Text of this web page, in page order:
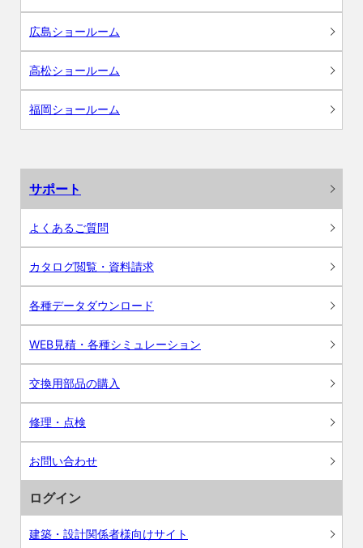
広島ショールーム
高松ショールーム
福岡ショールーム
サポート
よくあるご質問
カタログ閲覧・資料請求
各種データダウンロード
WEB見積・各種シミュレーション
交換用部品の購入
修理・点検
お問い合わせ
ログイン
建築・設計関係者様向けサイト